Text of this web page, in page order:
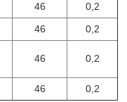
46
0,2
46
0,2
46 0,2
46 0,2